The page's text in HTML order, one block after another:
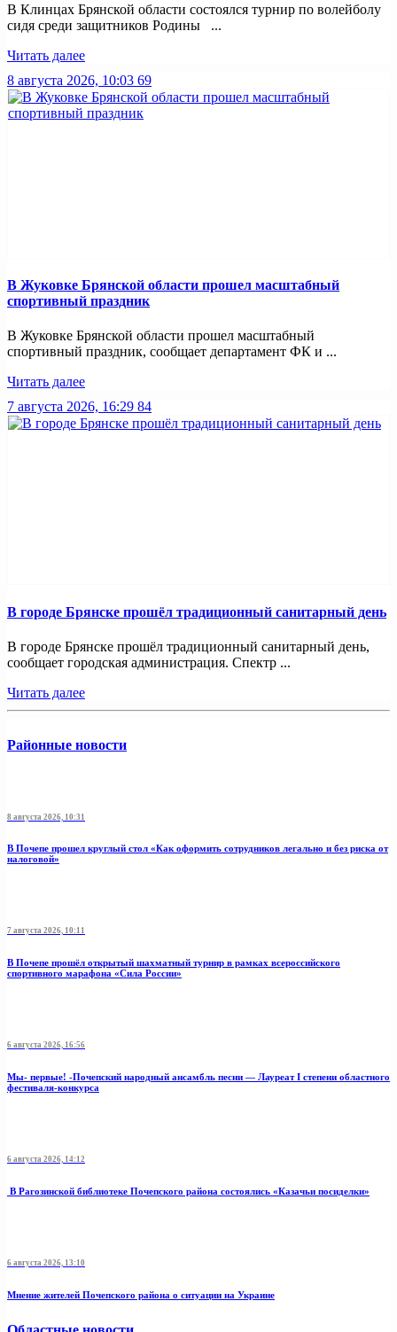
В Клинцах Брянской области состоялся турнир по волейболу
сидя среди защитников Родины ...
Читать далее
8 августа 2026, 10:03 69
В Жуковке Брянской области прошел масштабный
спортивный праздник
В Жуковке Брянской области прошел масштабный
спортивный праздник, сообщает департамент ФК и ...
Читать далее
7 августа 2026, 16:29 84
В городе Брянске прошёл традиционный санитарный день
В городе Брянске прошёл традиционный санитарный день,
сообщает городская администрация. Спектр ...
Читать далее
Районные новости
8 августа 2026, 10:31
В Почепе прошел круглый стол «Как оформить сотрудников легально и без риска от
налоговой»
7 августа 2026, 10:11
В Почепе прошёл открытый шахматный турнир в рамках всероссийского
спортивного марафона «Сила России»
6 августа 2026, 16:56
Мы- первые! -Почепский народный ансамбль песни — Лауреат I степени областного
фестиваля-конкурса
6 августа 2026, 14:12
В Рагозинской библиотеке Почепского района состоялись «Казачьи посиделки»
6 августа 2026, 13:10
Мнение жителей Почепского района о ситуации на Украине